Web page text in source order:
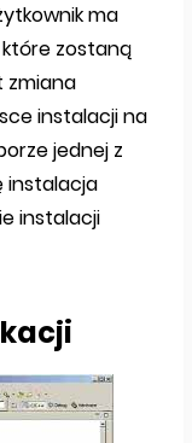
ma
zostaną
zmiana
instalacji na
jednej z
instalacja
instalacji